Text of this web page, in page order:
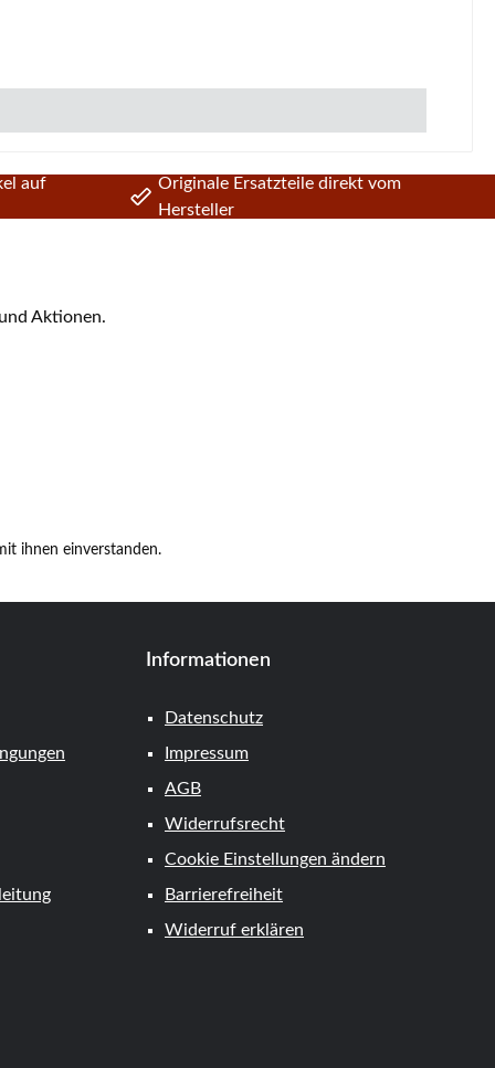
auf
Originale Ersatzteile direkt vom
Hersteller
Aktionen.
ihnen einverstanden.
Informationen
Datenschutz
Impressum
AGB
Widerrufsrecht
Cookie Einstellungen ändern
Barrierefreiheit
Widerruf erklären